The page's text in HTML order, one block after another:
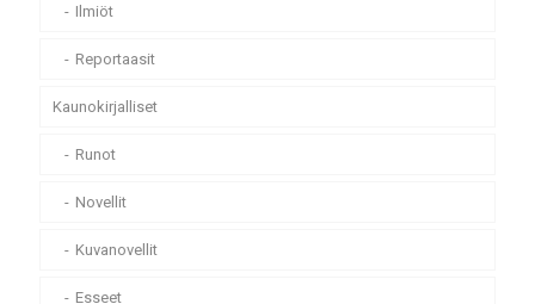
Ilmiöt
Reportaasit
Kaunokirjalliset
Runot
Novellit
Kuvanovellit
Esseet